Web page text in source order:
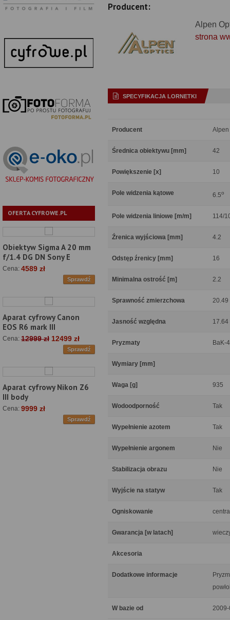
OFERTA CYFROWE.PL
Obiektyw Sigma A 20 mm
f/1.4 DG DN Sony E
Cena: 4589 zł
Sprawdź
Aparat cyfrowy Canon
EOS R6 mark III
Cena: 12999 zł 12499 zł
Sprawdź
Aparat cyfrowy Nikon Z6
III body
Cena: 9999 zł
Sprawdź
Producent:
Alpen
strona
SPECYFIKACJA LORNETKI
Producent Alpen
Średnica obiektywu [mm] 42
Powiększenie [x] 10
Pole widzenia kątowe 6.5o
Pole widzenia liniowe [m/m] 114/
Źrenica wyjściowa [mm] 4.2
Odstęp źrenicy [mm] 16
Minimalna ostrość [m] 2.2
Sprawność zmierzchowa 20.49
Jasność względna 17.64
Pryzmaty BaK-
Wymiary [mm]
Waga [g] 935
Wodoodporność Tak
Wypełnienie azotem Tak
Wypełnienie argonem Nie
Stabilizacja obrazu Nie
Wyjście na statyw Tak
Ogniskowanie
Gwarancja [w latach]
Akcesoria
Dodatkowe informacje
W bazie od